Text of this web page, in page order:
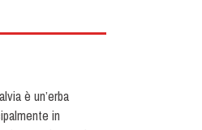
è un’erba
in